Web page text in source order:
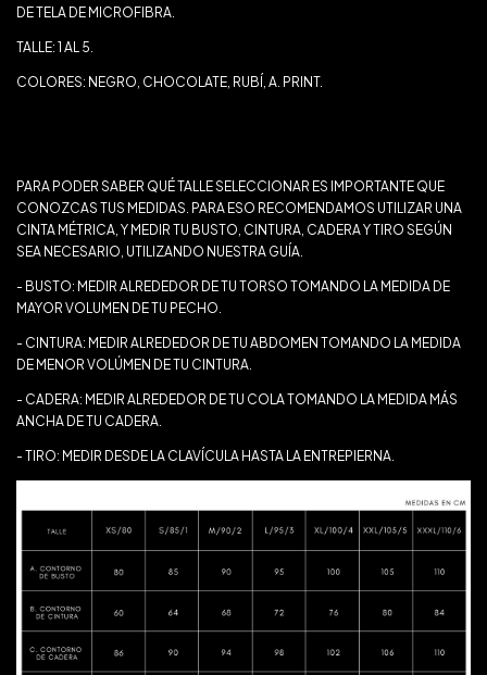
DE TELA DE MICROFIBRA.
TALLE: 1 AL 5.
COLORES: NEGRO, CHOCOLATE, RUBÍ, A. PRINT.
PARA PODER SABER QUÉ TALLE SELECCIONAR ES IMPORTANTE QUE
CONOZCAS TUS MEDIDAS. PARA ESO RECOMENDAMOS UTILIZAR UNA
CINTA MÉTRICA, Y MEDIR TU BUSTO, CINTURA, CADERA Y TIRO SEGÚN
SEA NECESARIO, UTILIZANDO NUESTRA GUÍA.
- BUSTO: MEDIR ALREDEDOR DE TU TORSO TOMANDO LA MEDIDA DE
MAYOR VOLUMEN DE TU PECHO.
- CINTURA: MEDIR ALREDEDOR DE TU ABDOMEN TOMANDO LA MEDIDA
DE MENOR VOLÚMEN DE TU CINTURA.
- CADERA: MEDIR ALREDEDOR DE TU COLA TOMANDO LA MEDIDA MÁS
ANCHA DE TU CADERA.
- TIRO: MEDIR DESDE LA CLAVÍCULA HASTA LA ENTREPIERNA.